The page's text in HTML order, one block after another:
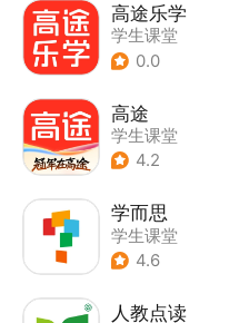
高途乐学
学生课堂
0.0
高途
学生课堂
4.2
学而思
学生课堂
4.6
人教点读